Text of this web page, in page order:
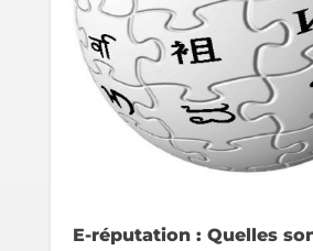
E-réputation : Quelles